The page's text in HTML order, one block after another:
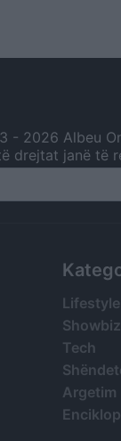
- 2026 Albeu
drejtat janë të
Lifestyle
Showbiz
Tech
Argetim